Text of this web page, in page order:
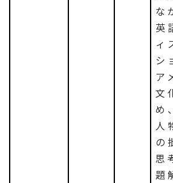
な
英
ィ
シ
ア
文
め
人
の
思
題